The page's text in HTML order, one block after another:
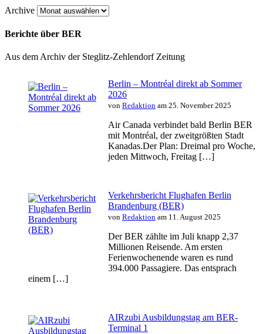
Archive
Berichte über BER
Aus dem Archiv der Steglitz-Zehlendorf Zeitung
Berlin – Montréal direkt ab Sommer
2026
von Redaktion am 25. November 2025
Air Canada verbindet bald Berlin BER
mit Montréal, der zweitgrößten Stadt
Kanadas.Der Plan: Dreimal pro Woche,
jeden Mittwoch, Freitag […]
Verkehrsbericht Flughafen Berlin
Brandenburg (BER)
von Redaktion am 11. August 2025
Der BER zählte im Juli knapp 2,37
Millionen Reisende. Am ersten
Ferienwochenende waren es rund
394.000 Passagiere. Das entsprach
einem […]
AIRzubi Ausbildungstag am BER-
Terminal 1